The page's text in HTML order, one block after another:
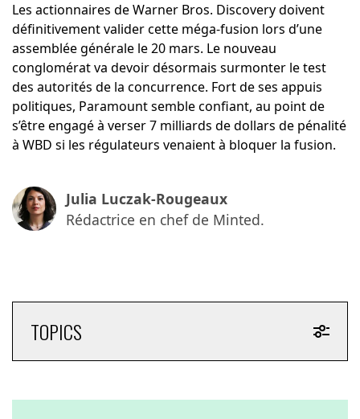
Les actionnaires de Warner Bros. Discovery doivent
définitivement valider cette méga-fusion lors d’une
assemblée générale le 20 mars. Le nouveau
conglomérat va devoir désormais surmonter le test
des autorités de la concurrence. Fort de ses appuis
politiques, Paramount semble confiant, au point de
s’être engagé à verser 7 milliards de dollars de pénalité
à WBD si les régulateurs venaient à bloquer la fusion.
Julia Luczak-Rougeaux
Rédactrice en chef de Minted.
TOPICS